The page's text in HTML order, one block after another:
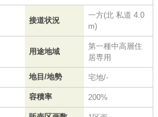
接道状況
一方(北 私道 4.0
m)
用途地域
第一種中高層住
居専用
地目/地勢 宅地/-
容積率 200%